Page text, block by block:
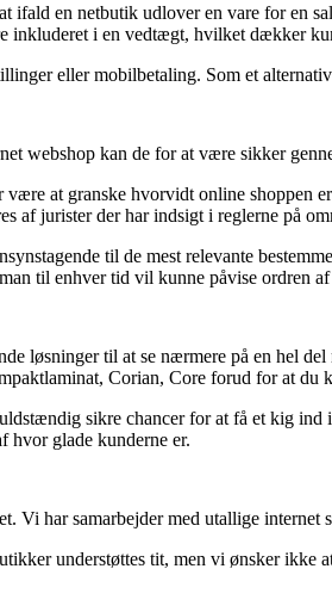
ifald en netbutik udlover en vare for en
inkluderet i en vedtægt, hvilket dækker
eller mobilbetaling. Som et
webshop kan de for at være sikker
at granske hvorvidt online shoppen
af jurister der har indsigt i reglerne på
til de mest relevante
til enhver tid vil kunne påvise ordren
løsninger til at se nærmere på en hel
Corian, Core forud for at du
sikre chancer for at få et kig
hvor glade kunderne er.
Vi har samarbejder med utallige
understøttes tit, men vi ønsker ikke